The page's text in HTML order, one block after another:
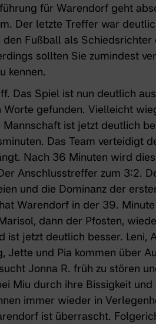
für Warendorf geht
Der letzte Treffer war
den Fußball als
sollten Sie zumindest
kennen.
Das Spiel ist nun deutlich
Worte gefunden. Vielleicht
Mannschaft ist jetzt deutlich
Das Team verteidigt
Nach 36 Minuten wird
Anschlusstreffer zum 3:2.
und die Dominanz der
Warendorf in der 39.
dann der Pfosten,
ist jetzt deutlich besser. Leni,
Jette und Pia kommen über
Jonna R. früh zu stören
Miu durch ihre Bissigkeit
immer wieder in
ist überrascht.